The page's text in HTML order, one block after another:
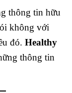
thông tin hữu
không với
đó. Healthy
thông tin